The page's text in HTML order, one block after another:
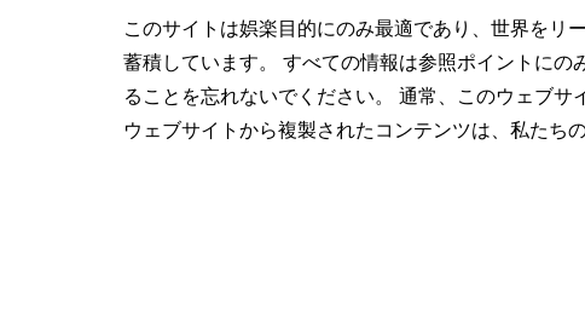
このサイトは娯楽目的にのみ最適であり、世界をリ
蓄積しています。 すべての情報は参照ポイントに
ることを忘れないでください。 通常、このウェブ
ウェブサイトから複製されたコンテンツは、私たち